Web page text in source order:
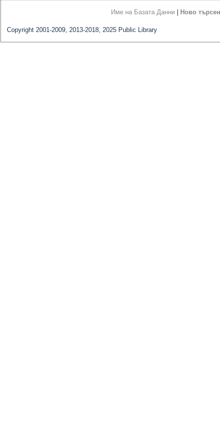
Име на Базата Данни Ново
Copyright 2001-2009, 2013-2018, 2025 Public Library